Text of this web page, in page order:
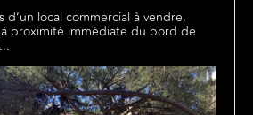
d’un local commercial à vendre,
proximité immédiate du bord de